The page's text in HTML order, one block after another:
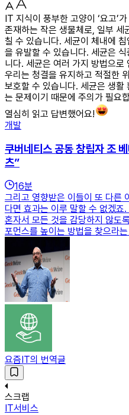
IT 지식이 풍부한 고양이 ‘요고’
존재하는 작은 생물체로, 일부 세
칠 수 있습니다. 세균이 체내에
을 유발할 수 있습니다. 세균은
니다. 세균은 여러 가지 방법으로
우리는 청결을 유지하고 적절한
보호할 수 있습니다. 세균은 생활
는 문제이기 때문에 주의가 필요
열심히 읽고 답변했어요!
개발
쿠버네티스 공동 창립자 조
츠”
16분
그리고 영향받은 이들이 또 다른
다면 효과는 이루 말할 수 없겠죠
혼자서 모든 것을 감당하지 않도
포먼스를 높이는 방법을 찾으라
요즘IT의 번역글
스크랩
IT서비스